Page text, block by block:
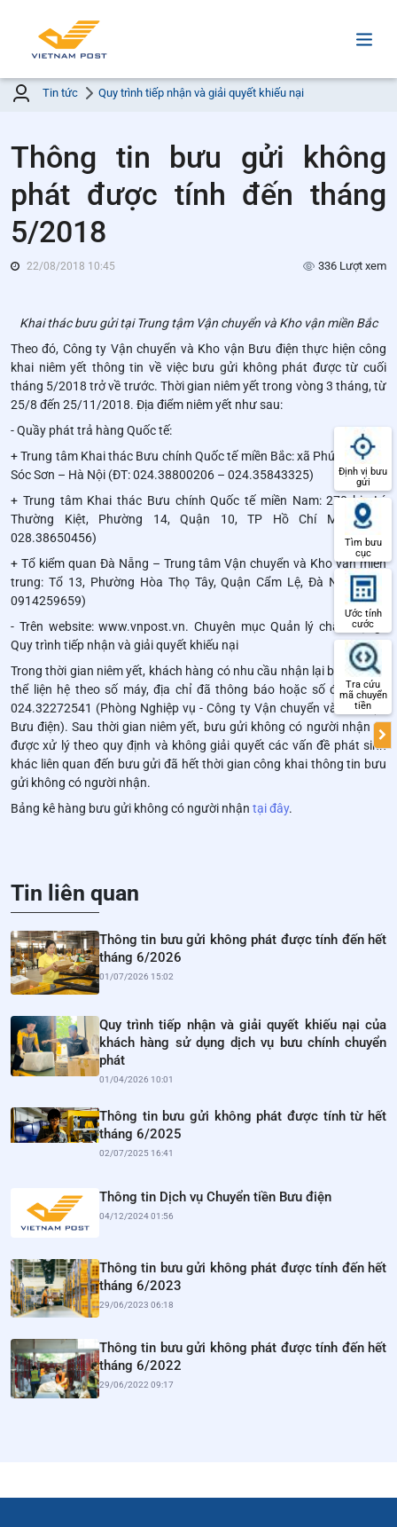
Tin tức Quy trình tiếp nhận và giải quyết khiếu nại
Thông tin bưu gửi không
phát được tính đến tháng
5/2018
22/08/2018 10:45 336 Lượt xem
Khai thác bưu gửi tại Trung tậm Vận chuyển và Kho vận miền Bắc
Theo đó, Công ty Vận chuyển và Kho vận Bưu điện thực hiện công
khai niêm yết thông tin về việc bưu gửi không phát được từ cuối
tháng 5/2018 trở về trước. Thời gian niêm yết trong vòng 3 tháng, từ
25/8 đến 25/11/2018. Địa điểm niêm yết như sau:
- Quầy phát trả hàng Quốc tế:
+ Trung tâm Khai thác Bưu chính Quốc tế miền Bắc: xã Phú Cường –
Sóc Sơn – Hà Nội (ĐT: 024.38800206 – 024.35843325)
+ Trung tâm Khai thác Bưu chính Quốc tế miền Nam: 270 bis Lý
Thường Kiệt, Phường 14, Quận 10, TP Hồ Chí Minh (ĐT:
028.38650456)
+ Tổ kiểm quan Đà Nẵng – Trung tâm Vận chuyển và Kho vận miền
trung: Tổ 13, Phường Hòa Thọ Tây, Quận Cẩm Lệ, Đà Nẵng (ĐT:
0914259659)
- Trên website: www.vnpost.vn.Chuyên mục Quản lý chất lượng/
Quy trình tiếp nhận và giải quyết khiếu nại
Trong thời gian niêm yết, khách hàng có nhu cầu nhận lại bưu gửi có
thể liện hệ theo số máy, địa chỉ đã thông báo hoặc số điện thoại
024.32272541 (Phòng Nghiệp vụ - Công ty Vận chuyển và Kho vận
Bưu điện). Sau thời gian niêm yết, bưu gửi không có người nhận sẽ
được xử lý theo quy định và không giải quyết các vấn đề phát sinh
khác liên quan đến bưu gửi đã hết thời gian công khai thông tin bưu
gửi không có người nhận.
Bảng kê hàng bưu gửi không có người nhận tại đây.
Tin liên quan
Thông tin bưu gửi không phát được tính đến hết
tháng 6/2026
01/07/2026 15:02
Quy trình tiếp nhận và giải quyết khiếu nại của
khách hàng sử dụng dịch vụ bưu chính chuyển
phát
01/04/2026 10:01
Thông tin bưu gửi không phát được tính từ hết
tháng 6/2025
02/07/2025 16:41
Thông tin Dịch vụ Chuyển tiền Bưu điện
04/12/2024 01:56
Thông tin bưu gửi không phát được tính đến hết
tháng 6/2023
29/06/2023 06:18
Thông tin bưu gửi không phát được tính đến hết
tháng 6/2022
29/06/2022 09:17
Định vị bưu
gửi
Tìm bưu
cục
Ước tính
cước
Tra cứu
mã chuyển
tiền